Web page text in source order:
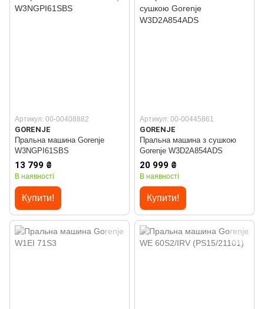
Артикул: 00-00408882
GORENJE
Пральна машина Gorenje
W3NGPI61SBS
13 799 ₴
В наявності
Купити!
Артикул: 00-00445861
GORENJE
Пральна машина з сушкою
Gorenje W3D2A854ADS
20 999 ₴
В наявності
Купити!